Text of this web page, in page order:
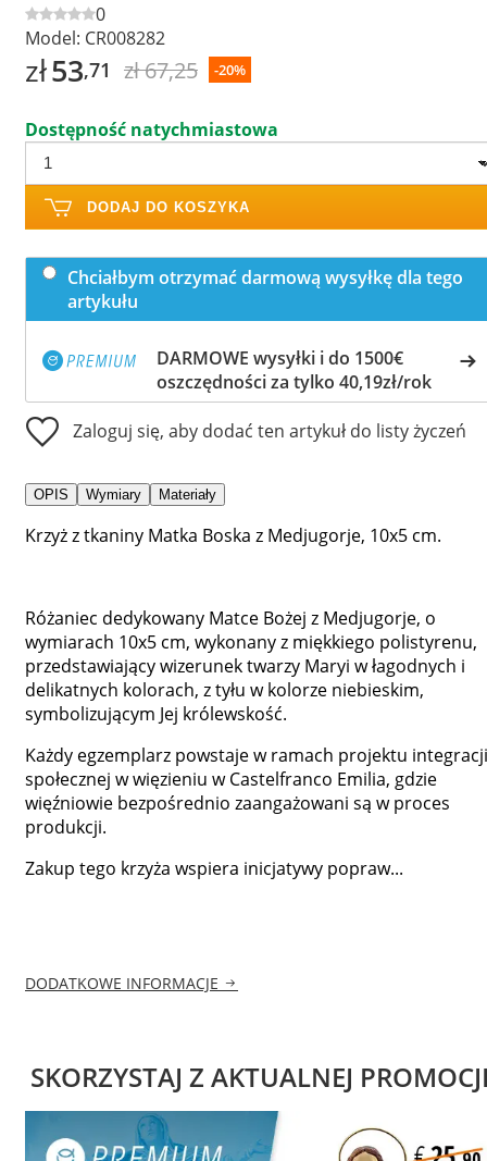
0
Model: CR008282
zł53,71 zł 67,25 -20%
Dostępność natychmiastowa
DODAJ DO KOSZYKA
Chciałbym otrzymać darmową wysyłkę dla tego
artykułu
DARMOWE wysyłki i do 1500€
oszczędności za tylko 40,19zł/rok
Zaloguj się, aby dodać ten artykuł do listy życzeń
OPIS Wymiary Materiały
Krzyż z tkaniny Matka Boska z Medjugorje, 10x5 cm.
Różaniec dedykowany Matce Bożej z Medjugorje, o
wymiarach 10x5 cm, wykonany z miękkiego polistyrenu,
przedstawiający wizerunek twarzy Maryi w łagodnych i
delikatnych kolorach, z tyłu w kolorze niebieskim,
symbolizującym Jej królewskość.
Każdy egzemplarz powstaje w ramach projektu integracji
społecznej w więzieniu w Castelfranco Emilia, gdzie
więźniowie bezpośrednio zaangażowani są w proces
produkcji.
Zakup tego krzyża wspiera inicjatywy popraw...
DODATKOWE INFORMACJE
SKORZYSTAJ Z AKTUALNEJ